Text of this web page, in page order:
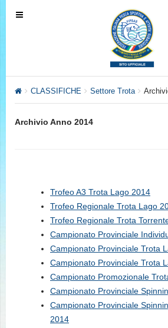
T
v
CLASSIFICHE Settore Trota
Archivio Anno 2014
Trofeo A3 Trota Lago 2014
Trofeo Regionale Trota Lago
Trofeo Regionale Trota
Campionato Provinciale
Campionato Provinciale Trota
Campionato Provinciale Trota
Campionato Promozionale
Campionato Provinciale
Campionato Provinciale
2014